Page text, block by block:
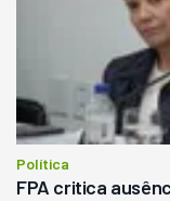
Política
FPA critica